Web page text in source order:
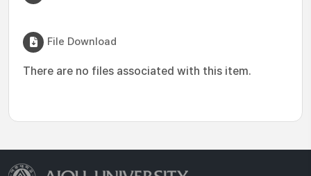
File Download
There are no files associated with this item.